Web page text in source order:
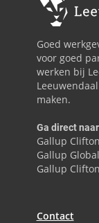
Goed
voor goed
werken bij
maken.
Ga direct naar
Gallup
Gallup
Gallup
Contact